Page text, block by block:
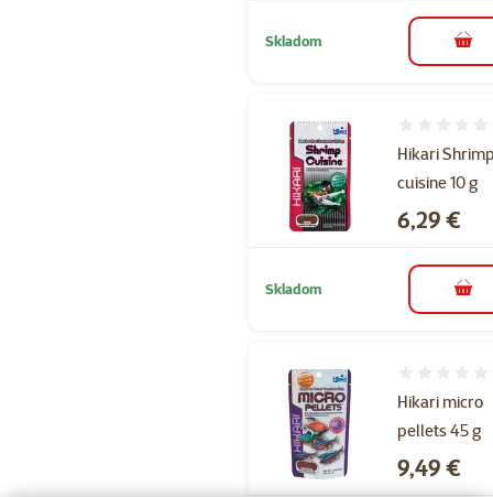
Skladom do
Hikari
cuisine 10 g
Cena
6,29 €
Skladom do
Hikari micro
pellets 45 g
Cena
9,49 €